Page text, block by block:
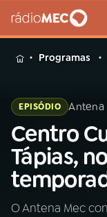
MENU
Buscar
na
Rádio
MEC
Início
Programas
EPISÓDIO Antena
Centro
Tápias,
O Antena Mec